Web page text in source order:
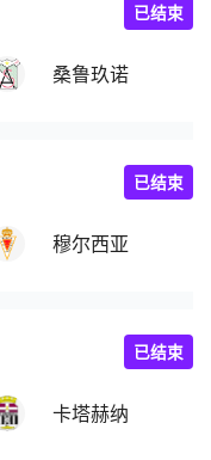
桑鲁玖诺
已结束
穆尔西亚
已结束
卡塔赫纳
已结束